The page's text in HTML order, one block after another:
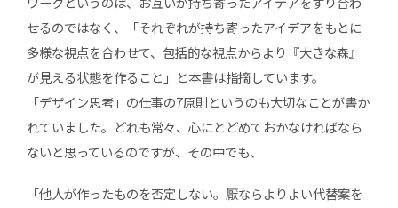
せるのではなく、「それぞれが持ち寄ったアイデアをもとに
多様な視点を合わせて、包括的な視点からより『大きな森』
が見える状態を作ること」と本書は指摘しています。
「デザイン思考」の仕事の7原則というのも大切なことが書か
れていました。どれも常々、心にとどめておかなければなら
ないと思っているのですが、その中でも、
「他人が作ったものを否定しない。厭ならよりよい代替案を